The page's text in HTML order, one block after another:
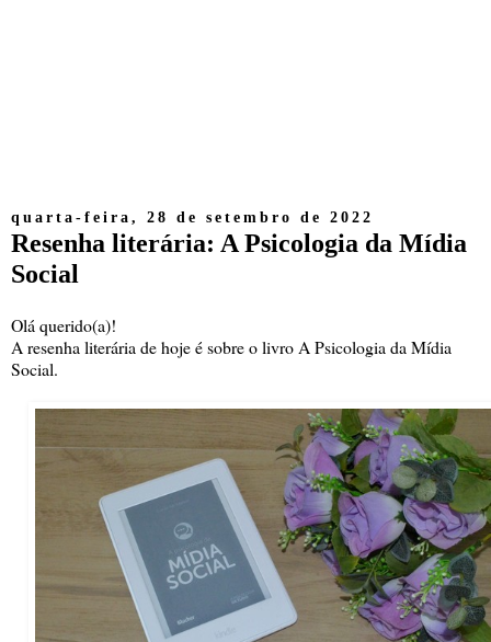
quarta-feira, 28 de setembro de 2022
Resenha literária: A Psicologia da Mídia
Social
Olá querido(a)!
A resenha literária de hoje é sobre o livro A Psicologia da Mídia
Social.